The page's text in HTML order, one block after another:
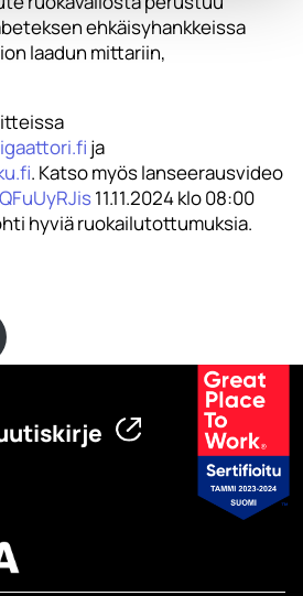
ehkäisyhankkeissa
laadun mittariin,
ja
. Katso myös lanseerausvideo
11.11.2024 klo 08:00
hyviä ruokailutottumuksia.